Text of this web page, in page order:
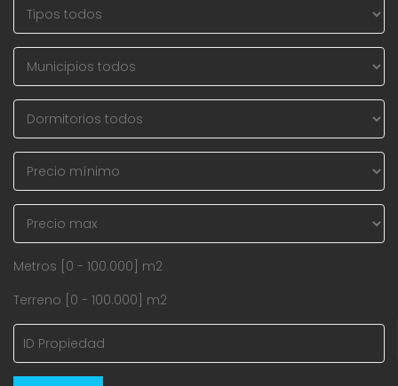
Metros [ 0 - 100.000 ] m2
Terreno [ 0 - 100.000 ] m2